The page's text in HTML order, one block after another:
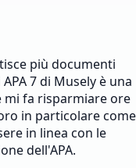
più documenti
7 di Musely è una
mi fa risparmiare ore
in particolare come
in linea con le
dell'APA.